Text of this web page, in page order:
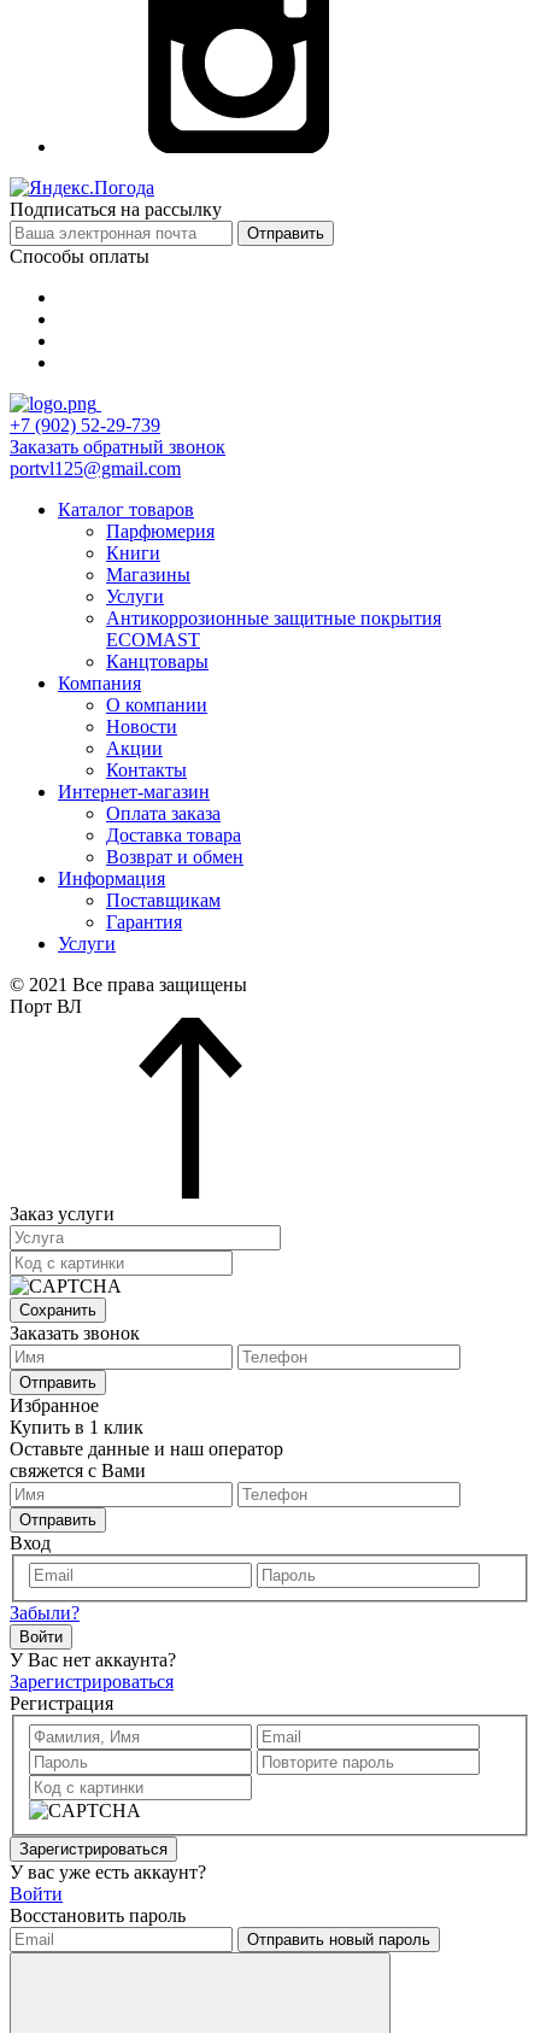
Подписаться на рассылку
Отправить
Способы оплаты
+7 (902) 52-29-739
Заказать обратный звонок
portvl125@gmail.com
Каталог товаров
Парфюмерия
Книги
Магазины
Услуги
Антикоррозионные защитные покрытия
ECOMAST
Канцтовары
Компания
О компании
Новости
Акции
Контакты
Интернет-магазин
Оплата заказа
Доставка товара
Возврат и обмен
Информация
Поставщикам
Гарантия
Услуги
© 2021 Все права защищены
Порт ВЛ
Заказ услуги
Сохранить
Заказать звонок
Отправить
Избранное
Купить в 1 клик
Оставьте данные и наш оператор
свяжется с Вами
Отправить
Вход
Забыли?
Войти
У Вас нет аккаунта?
Зарегистрироваться
Регистрация
Зарегистрироваться
У вас уже есть аккаунт?
Войти
Восстановить пароль
Отправить новый пароль